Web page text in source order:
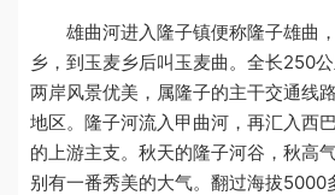
雄曲河进入隆子镇便称隆子雄曲
乡，到玉麦乡后叫玉麦曲。全长250
两岸风景优美，属隆子的主干交通线
地区。隆子河流入甲曲河，再汇入西
的上游主支。秋天的隆子河谷，秋高
别有一番秀美的大气。翻过海拔5000